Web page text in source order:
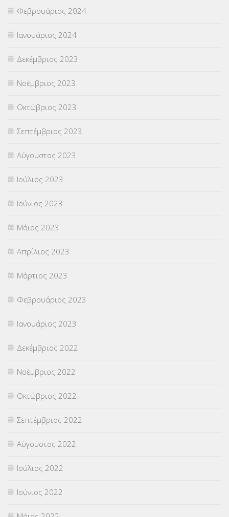
Φεβρουάριος 2024
Ιανουάριος 2024
Δεκέμβριος 2023
Νοέμβριος 2023
Οκτώβριος 2023
Σεπτέμβριος 2023
Αύγουστος 2023
Ιούλιος 2023
Ιούνιος 2023
Μάιος 2023
Απρίλιος 2023
Μάρτιος 2023
Φεβρουάριος 2023
Ιανουάριος 2023
Δεκέμβριος 2022
Νοέμβριος 2022
Οκτώβριος 2022
Σεπτέμβριος 2022
Αύγουστος 2022
Ιούλιος 2022
Ιούνιος 2022